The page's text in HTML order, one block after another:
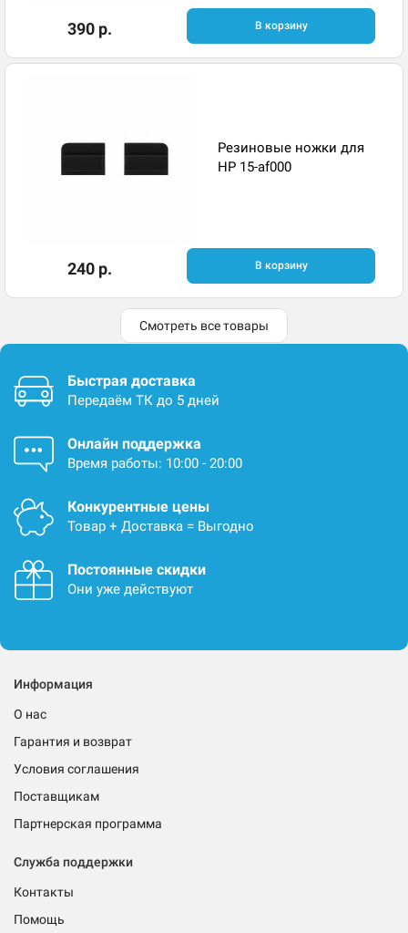
390 р. В корзину
Резиновые ножки для
HP 15-af000
240 р. В корзину
Смотреть все товары
Быстрая доставка
Передаём ТК до 5 дней
Онлайн поддержка
Время работы: 10:00 - 20:00
Конкурентные цены
Товар + Доставка = Выгодно
Постоянные скидки
Они уже действуют
Информация
О нас
Гарантия и возврат
Условия соглашения
Поставщикам
Партнерская программа
Служба поддержки
Контакты
Помощь